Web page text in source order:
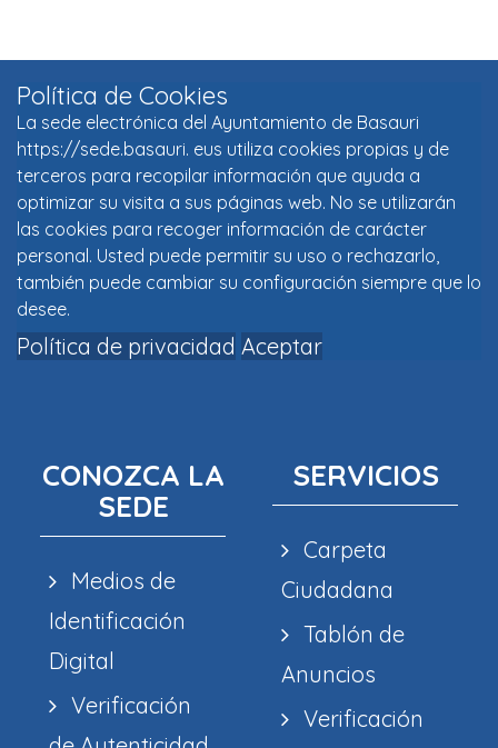
Política de Cookies
La sede electrónica del Ayuntamiento de Basauri
https://sede.basauri. eus utiliza cookies propias y de
terceros para recopilar información que ayuda a
optimizar su visita a sus páginas web. No se utilizarán
las cookies para recoger información de carácter
personal. Usted puede permitir su uso o rechazarlo,
también puede cambiar su configuración siempre que lo
desee.
Política de privacidad Aceptar
CONOZCA LA
SEDE
Medios de
Identificación
Digital
Verificación
SERVICIOS
Carpeta
Ciudadana
Tablón de
Anuncios
Verificación